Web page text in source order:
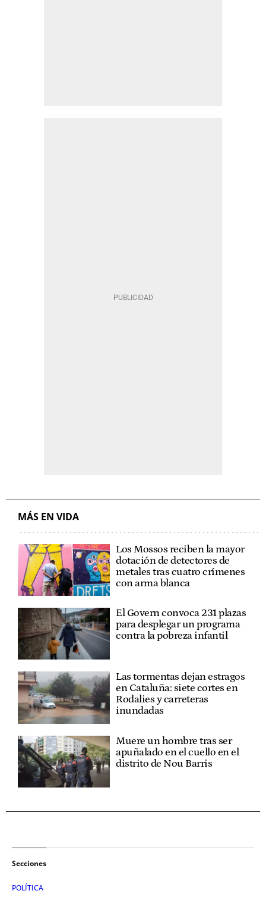
MÁS EN VIDA
Los Mossos reciben la mayor
dotación de detectores de
metales tras cuatro crímenes
con arma blanca
El Govern convoca 231 plazas
para desplegar un programa
contra la pobreza infantil
Las tormentas dejan estragos
en Cataluña: siete cortes en
Rodalies y carreteras
inundadas
Muere un hombre tras ser
apuñalado en el cuello en el
distrito de Nou Barris
Secciones
POLÍTICA